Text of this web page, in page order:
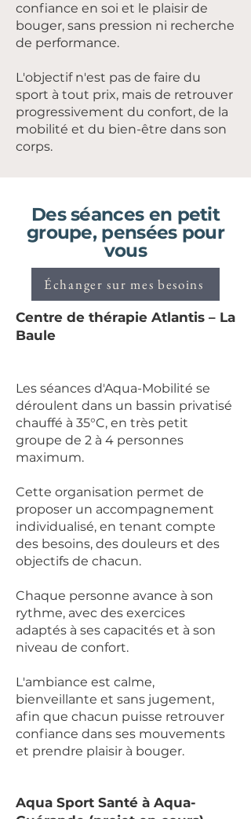
confiance en soi et le plaisir de
bouger, sans pression ni recherche
de performance.
L'objectif n'est pas de faire du
sport à tout prix, mais de retrouver
progressivement du confort, de la
mobilité et du bien-être dans son
corps.
Des séances en petit
groupe, pensées pour
vous
Échanger sur mes besoins
Centre de thérapie Atlantis – La
Baule
Les séances d'Aqua-Mobilité se
déroulent dans un bassin privatisé
chauffé à 35°C, en très petit
groupe de 2 à 4 personnes
maximum.
Cette organisation permet de
proposer un accompagnement
individualisé, en tenant compte
des besoins, des douleurs et des
objectifs de chacun.
Chaque personne avance à son
rythme, avec des exercices
adaptés à ses capacités et à son
niveau de confort.
L'ambiance est calme,
bienveillante et sans jugement,
afin que chacun puisse retrouver
confiance dans ses mouvements
et prendre plaisir à bouger.
Aqua Sport Santé à Aqua-